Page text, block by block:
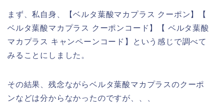
まず、私自身、【ベルタ葉酸マカプラス クーポン】【
ベルタ葉酸マカプラス クーポンコード】【 ベルタ葉酸
マカプラス キャンペーンコード】という感じで調べて
みることにしました。
その結果、残念ながらベルタ葉酸マカプラスのクーポ
ンなどは分からなかったのですが、、、